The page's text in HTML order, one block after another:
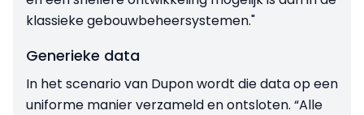
klassieke gebouwbeheersystemen."
Generieke data
In het scenario van Dupon wordt die data op een
uniforme manier verzameld en ontsloten. “Alle